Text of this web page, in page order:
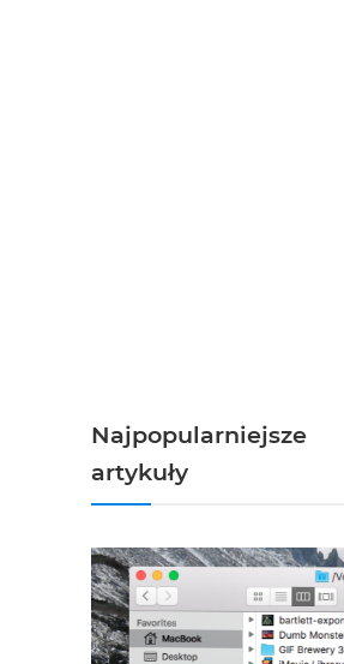
Najpopularniejsze
artykuły